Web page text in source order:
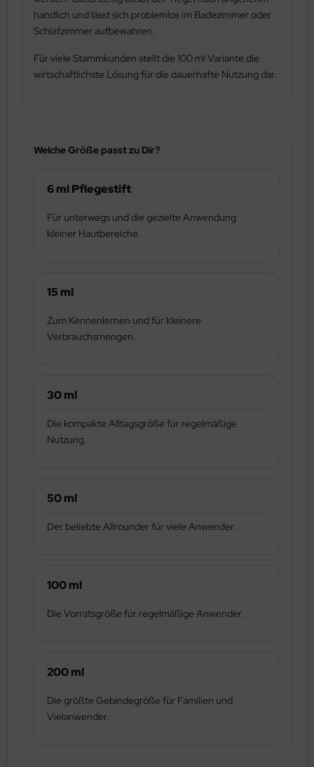
handlich und lässt sich problemlos im Badezimmer oder
Schlafzimmer aufbewahren.
Für viele Stammkunden stellt die 100 ml Variante die
wirtschaftlichste Lösung für die dauerhafte Nutzung dar.
Welche Größe passt zu Dir?
6 ml Pflegestift
Für unterwegs und die gezielte Anwendung
kleiner Hautbereiche.
15 ml
Zum Kennenlernen und für kleinere
Verbrauchsmengen.
30 ml
Die kompakte Alltagsgröße für regelmäßige
Nutzung.
50 ml
Der beliebte Allrounder für viele Anwender.
100 ml
Die Vorratsgröße für regelmäßige Anwender.
200 ml
Die größte Gebindegröße für Familien und
Vielanwender.